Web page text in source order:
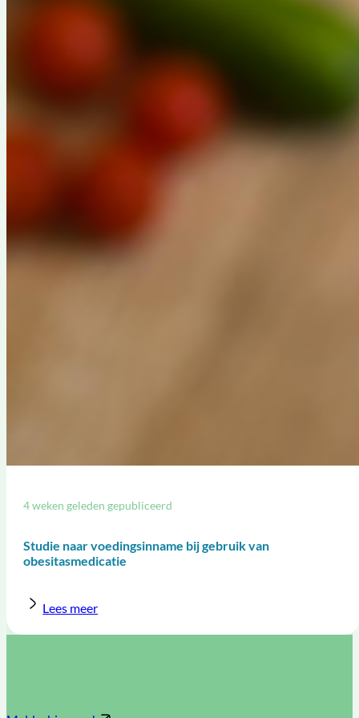
Studie naar voedingsinname bij gebruik van
obesitasmedicatie
4 weken geleden gepubliceerd
Lees meer